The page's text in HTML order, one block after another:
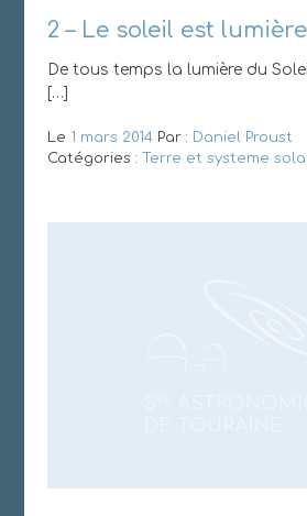
2 – Le soleil est lumière
De tous temps la lumière du
[…]
Le 1 mars 2014Par : Daniel Proust
Catégories : Terre et systeme